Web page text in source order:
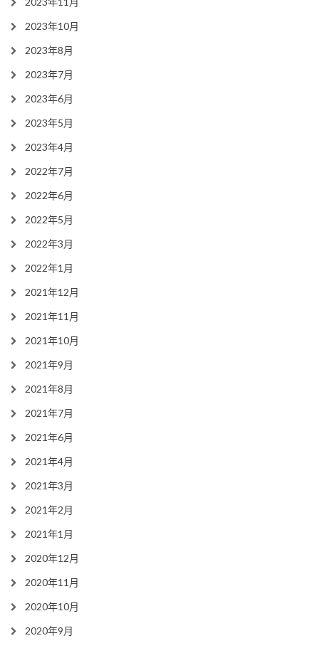
2023年10月
2023年8月
2023年7月
2023年6月
2023年5月
2023年4月
2022年7月
2022年6月
2022年5月
2022年3月
2022年1月
2021年12月
2021年11月
2021年10月
2021年9月
2021年8月
2021年7月
2021年6月
2021年4月
2021年3月
2021年2月
2021年1月
2020年12月
2020年11月
2020年10月
2020年9月